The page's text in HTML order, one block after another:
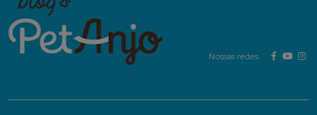
Nossas redes: